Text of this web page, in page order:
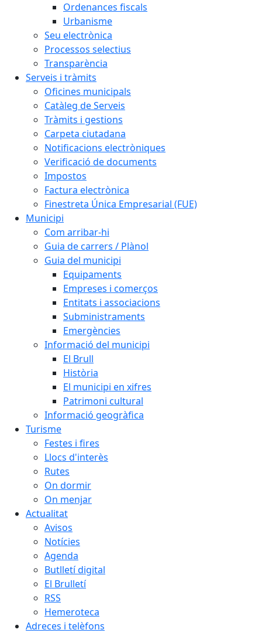
Ordenances fiscals
Urbanisme
Seu electrònica
Processos selectius
Transparència
Serveis i tràmits
Oficines municipals
Catàleg de Serveis
Tràmits i gestions
Carpeta ciutadana
Notificacions electròniques
Verificació de documents
Impostos
Factura electrònica
Finestreta Única Empresarial (FUE)
Municipi
Com arribar-hi
Guia de carrers / Plànol
Guia del municipi
Equipaments
Empreses i comerços
Entitats i associacions
Subministraments
Emergències
Informació del municipi
El Brull
Història
El municipi en xifres
Patrimoni cultural
Informació geogràfica
Turisme
Festes i fires
Llocs d'interès
Rutes
On dormir
On menjar
Actualitat
Avisos
Notícies
Agenda
Butlletí digital
El Brulletí
RSS
Hemeroteca
Adreces i telèfons